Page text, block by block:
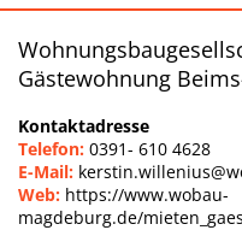
Gästewohnung
Kontaktadresse
Telefon: 0391- 610 4628
E-Mail:
Web: https://www.wobau-
magdeburg.de/